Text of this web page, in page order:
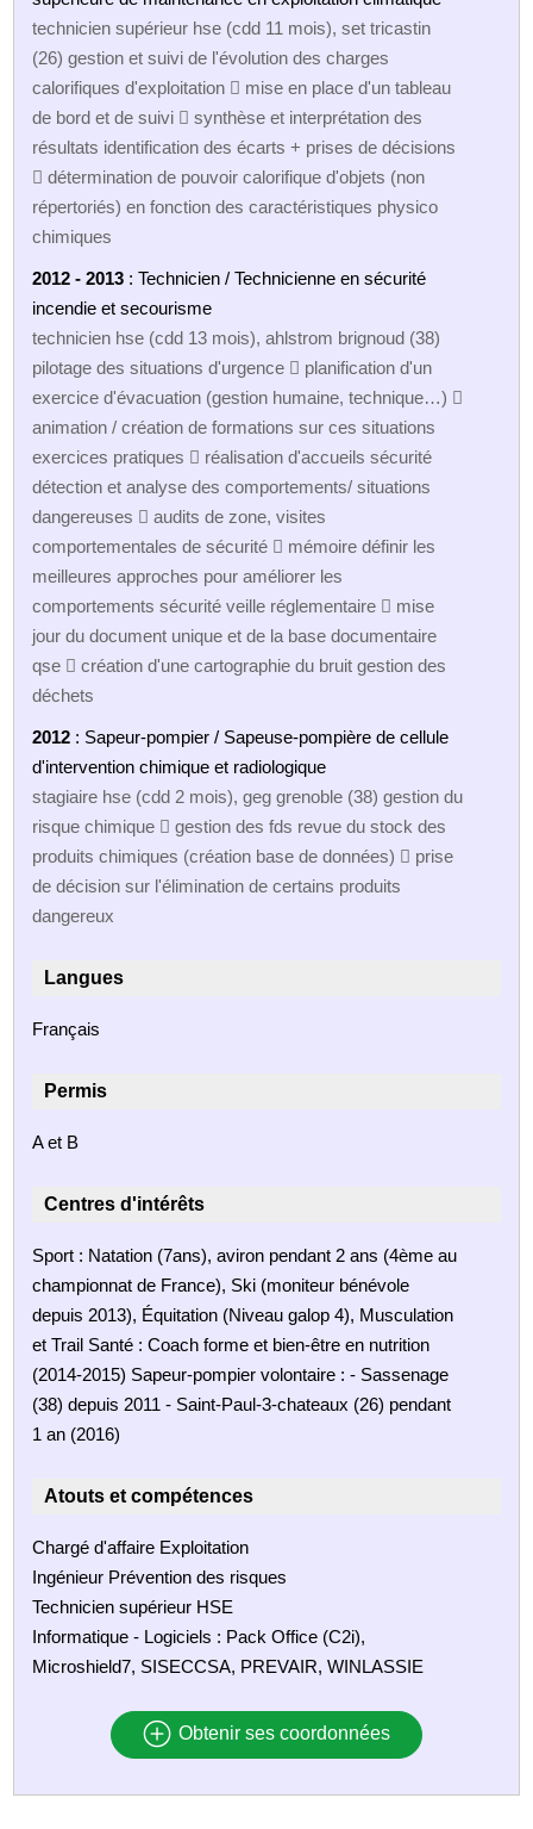
technicien supérieur hse (cdd 11 mois), set tricastin
(26) gestion et suivi de l'évolution des charges
calorifiques d'exploitation  mise en place d'un tableau
de bord et de suivi  synthèse et interprétation des
résultats identification des écarts + prises de décisions
 détermination de pouvoir calorifique d'objets (non
répertoriés) en fonction des caractéristiques physico
chimiques
2012 - 2013 : Technicien / Technicienne en sécurité
incendie et secourisme
technicien hse (cdd 13 mois), ahlstrom brignoud (38)
pilotage des situations d'urgence  planification d'un
exercice d'évacuation (gestion humaine, technique…) 
animation / création de formations sur ces situations
exercices pratiques  réalisation d'accueils sécurité
détection et analyse des comportements/ situations
dangereuses  audits de zone, visites
comportementales de sécurité  mémoire définir les
meilleures approches pour améliorer les
comportements sécurité veille réglementaire  mise
jour du document unique et de la base documentaire
qse  création d'une cartographie du bruit gestion des
déchets
2012 : Sapeur-pompier / Sapeuse-pompière de cellule
d'intervention chimique et radiologique
stagiaire hse (cdd 2 mois), geg grenoble (38) gestion du
risque chimique  gestion des fds revue du stock des
produits chimiques (création base de données)  prise
de décision sur l'élimination de certains produits
dangereux
Langues
Français
Permis
A et B
Centres d'intérêts
Sport : Natation (7ans), aviron pendant 2 ans (4ème au
championnat de France), Ski (moniteur bénévole
depuis 2013), Équitation (Niveau galop 4), Musculation
et Trail Santé : Coach forme et bien-être en nutrition
(2014-2015) Sapeur-pompier volontaire : - Sassenage
(38) depuis 2011 - Saint-Paul-3-chateaux (26) pendant
1 an (2016)
Atouts et compétences
Chargé d'affaire Exploitation
Ingénieur Prévention des risques
Technicien supérieur HSE
Informatique - Logiciels : Pack Office (C2i),
Microshield7, SISECCSA, PREVAIR, WINLASSIE
Obtenir ses coordonnées